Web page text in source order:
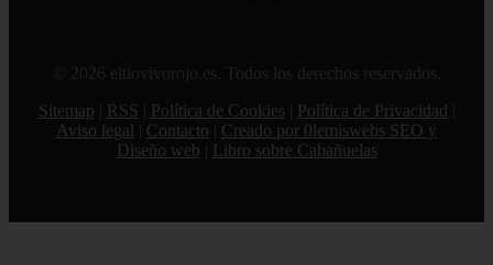
© 2026 eltiovivorojo.es. Todos los derechos reservados.
Sitemap
RSS Política de Cookies Política de Privacidad
Aviso legal
Contacto
Creado por 0lemiswebs SEO y
Diseño web
Libro sobre Cabañuelas